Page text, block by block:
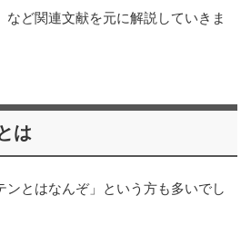
など関連文献を元に解説していきま
は
ンとはなんぞ」という方も多いでし